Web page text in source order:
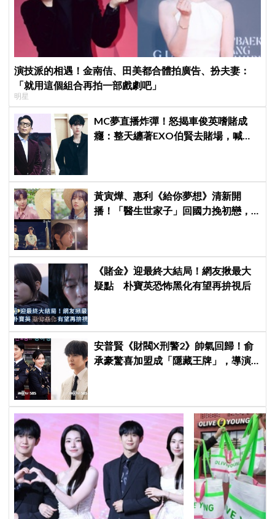
演技派的相遇！金南佶、田美都合體拍廣告、扮夫妻：
「就用這個組合再拍一部戲劇吧」
明星
MC夢直播炸彈！怒揭車俊英嗜賭成
癮：整天纏著EXO伯賢去賭場，喊話
黃寅燁、惠利《給你夢想》清新開
播！「醫生世家子」回國力挽初戀，
《賭金》迎最終大結局！網友揪最大
疑點 朴寶英恐怖黑化有望再拚視后
安普賢《財閥X刑警2》帥氣回歸！俞
承豪驚喜加盟成「隱藏王牌」，導演